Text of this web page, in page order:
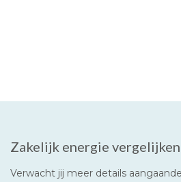
Zakelijk energie vergelijken
Verwacht jij meer details